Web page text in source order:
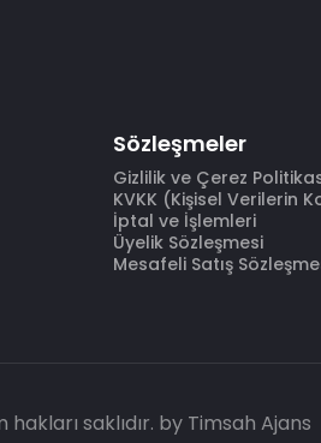
Sözleşmeler
Gizlilik ve Çerez
KVKK (Kişisel Verilerin
İptal ve İşlemleri
Üyelik Sözleşmesi
Mesafeli Satış
saklıdır. by Timsah Ajans